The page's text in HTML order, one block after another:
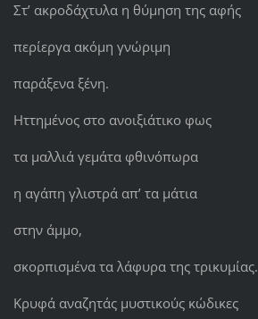
Στ’ ακροδάχτυλα η θύμηση της αφής
περίεργα ακόμη γνώριμη
παράξενα ξένη.
Ηττημένος στο ανοιξιάτικο φως
τα μαλλιά γεμάτα φθινόπωρα
η αγάπη γλιστρά απ’ τα μάτια
στην άμμο,
σκορπισμένα τα λάφυρα της τρικυμίας.
Κρυφά αναζητάς μυστικούς κώδικες